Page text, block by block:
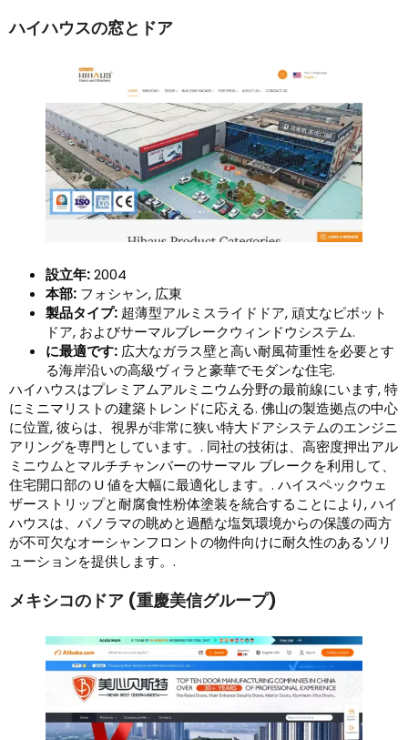
ハイハウスの窓とドア
設立年:2004
本部: フォシャン, 広東
製品タイプ: 超薄型アルミスライドドア, 頑丈なピボット
ドア, およびサーマルブレークウィンドウシステム.
に最適です: 広大なガラス壁と高い耐風荷重性を必要とす
る海岸沿いの高級ヴィラと豪華でモダンな住宅.
ハイハウスはプレミアムアルミニウム分野の最前線にいます, 特
にミニマリストの建築トレンドに応える. 佛山の製造拠点の中心
に位置, 彼らは、視界が非常に狭い特大ドアシステムのエンジニ
アリングを専門としています。. 同社の技術は、高密度押出アル
ミニウムとマルチチャンバーのサーマル ブレークを利用して、
住宅開口部の U 値を大幅に最適化します。. ハイスペックウェ
ザーストリップと耐腐食性粉体塗装を統合することにより, ハイ
ハウスは、パノラマの眺めと過酷な塩気環境からの保護の両方
が不可欠なオーシャンフロントの物件向けに耐久性のあるソリ
ューションを提供します。.
メキシコのドア (重慶美信グループ)